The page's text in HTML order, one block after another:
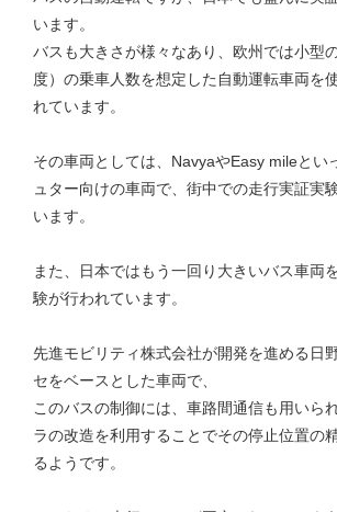
います。
バスも大きさが様々なあり、欧州では小型
度）の乗車人数を想定した自動運転車両を
れています。
その車両としては、NavyaやEasy mileとい
ュター向けの車両で、街中での走行実証実
います。
また、日本ではもう一回り大きいバス車両
験が行われています。
先進モビリティ株式会社が開発を進める日
セをベースとした車両で、
このバスの制御には、車路間通信も用いら
ラの改造を利用することでその停止位置の
るようです。